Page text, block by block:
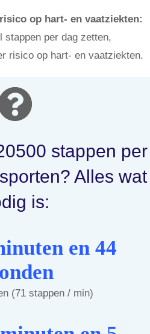
op hart- en vaatziekten:
stappen per dag zetten,
risico op hart- en vaatziekten.
stappen per
Alles wat
is:
en 44
(71 stappen / min)